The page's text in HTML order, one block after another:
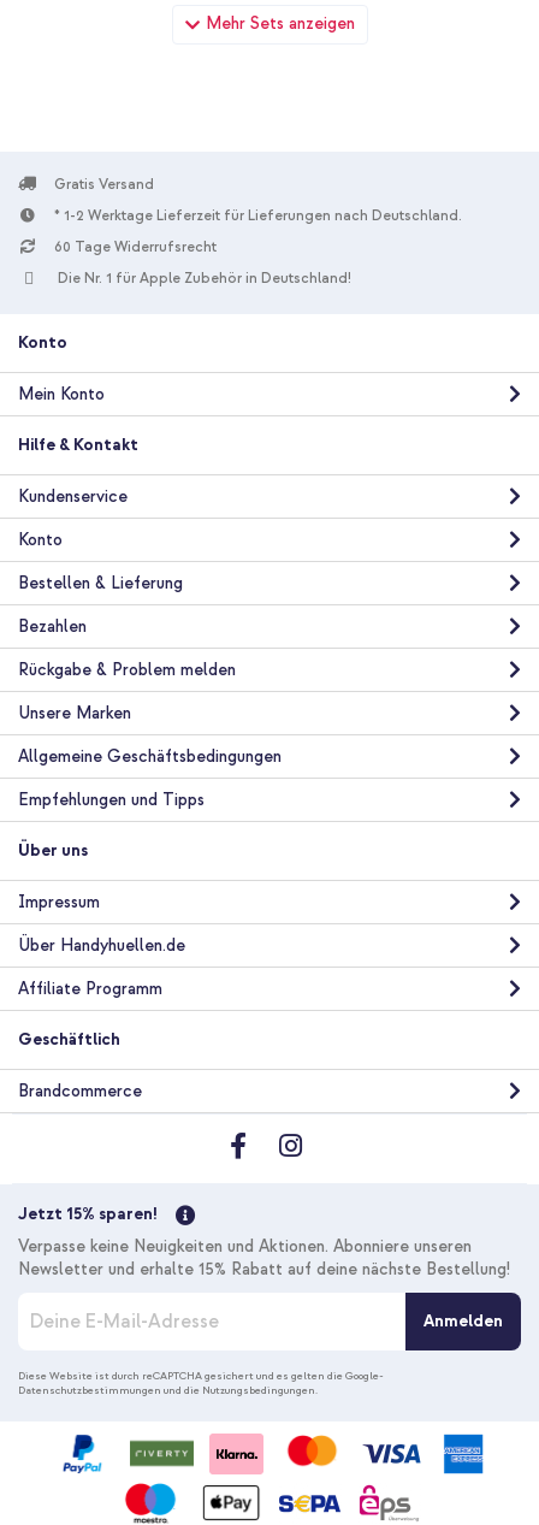
Mehr Sets anzeigen
imoshion Luxuriöse Klapphülle Apple iPhone X / Xs - Hellblau +
USB-C zu Lightning-Kabel - Refurbished - 1 Meter - Weiß
10 % Rabatt
Kostenloser Versand
Kostenloser
imoshion Luxuriöse Klapphülle Apple iPhone X / Xs - Hellblau +
GLAStR Fit Displayschutzfolie 2er-Pack + Applicator Apple
40,98 €
Kostenloser Versand 38,48 €
Inkl. MwSt.
In den Warenkorb
Kostenloser
Versand
Gratis Versand
* 1-2 Werktage Lieferzeit für Lieferungen nach Deutschland.
60 Tage Widerrufsrecht
Die Nr. 1 für Apple Zubehör in Deutschland!
Konto
Mein Konto
Hilfe & Kontakt
Kundenservice
Konto
Bestellen & Lieferung
Bezahlen
Rückgabe & Problem melden
Unsere Marken
Allgemeine Geschäftsbedingungen
Empfehlungen und Tipps
Über uns
Impressum
Über Handyhuellen.de
Affiliate Programm
Geschäftlich
Brandcommerce
Jetzt 15% sparen!
Verpasse keine Neuigkeiten und Aktionen. Abonniere unseren
Newsletter und erhalte 15% Rabatt auf deine nächste Bestellung!
d
e
Anmelden
Diese Website ist durch reCAPTCHA gesichert und es gelten dieGoogle-
Datenschutzbestimmungen und die Nutzungsbedingungen.